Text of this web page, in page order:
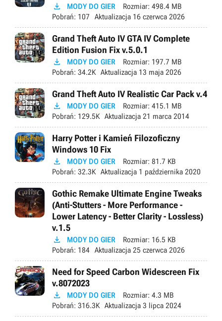
 MODY DO GIER Rozmiar: 498.4 MB
Pobrań: 107 Aktualizacja 16 czerwca 2026
Grand Theft Auto IV GTA IV Complete
Edition Fusion Fix v.5.0.1
 MODY DO GIER Rozmiar: 197.7 MB
Pobrań: 34.2K Aktualizacja 13 maja 2026
Grand Theft Auto IV Realistic Car Pack v.4
 MODY DO GIER Rozmiar: 415.1 MB
Pobrań: 129.5K Aktualizacja 21 marca 2014
Harry Potter i Kamień Filozoficzny
Windows 10 Fix
 MODY DO GIER Rozmiar: 81.7 KB
Pobrań: 32.3K Aktualizacja 1 października 2020
Gothic Remake Ultimate Engine Tweaks
(Anti-Stutters - More Performance -
Lower Latency - Better Clarity - Lossless)
v.1.5
 MODY DO GIER Rozmiar: 16.5 KB
Pobrań: 184 Aktualizacja 25 czerwca 2026
Need for Speed Carbon Widescreen Fix
v.8072023
 MODY DO GIER Rozmiar: 4.3 MB
Pobrań: 316.3K Aktualizacja 3 lipca 2024